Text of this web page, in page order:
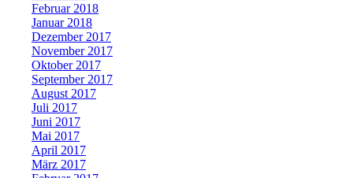
Februar 2018
Januar 2018
Dezember 2017
November 2017
Oktober 2017
September 2017
August 2017
Juli 2017
Juni 2017
Mai 2017
April 2017
März 2017